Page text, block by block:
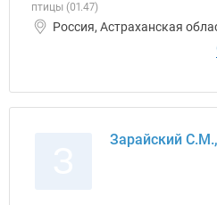
птицы (01.47)
Россия, Астраханская
Зарайский